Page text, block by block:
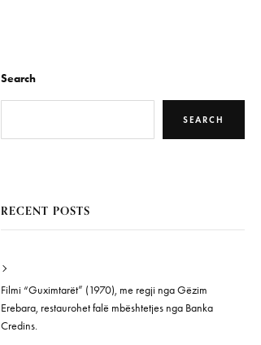
Search
SEARCH
RECENT POSTS
Filmi “Guximtarët” (1970), me regji nga Gëzim
Erebara, restaurohet falë mbështetjes nga Banka
Credins.